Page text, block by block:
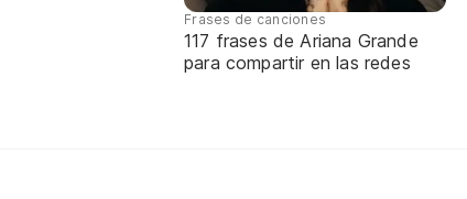
Frases de canciones
117 frases de Ariana Grande
para compartir en las redes